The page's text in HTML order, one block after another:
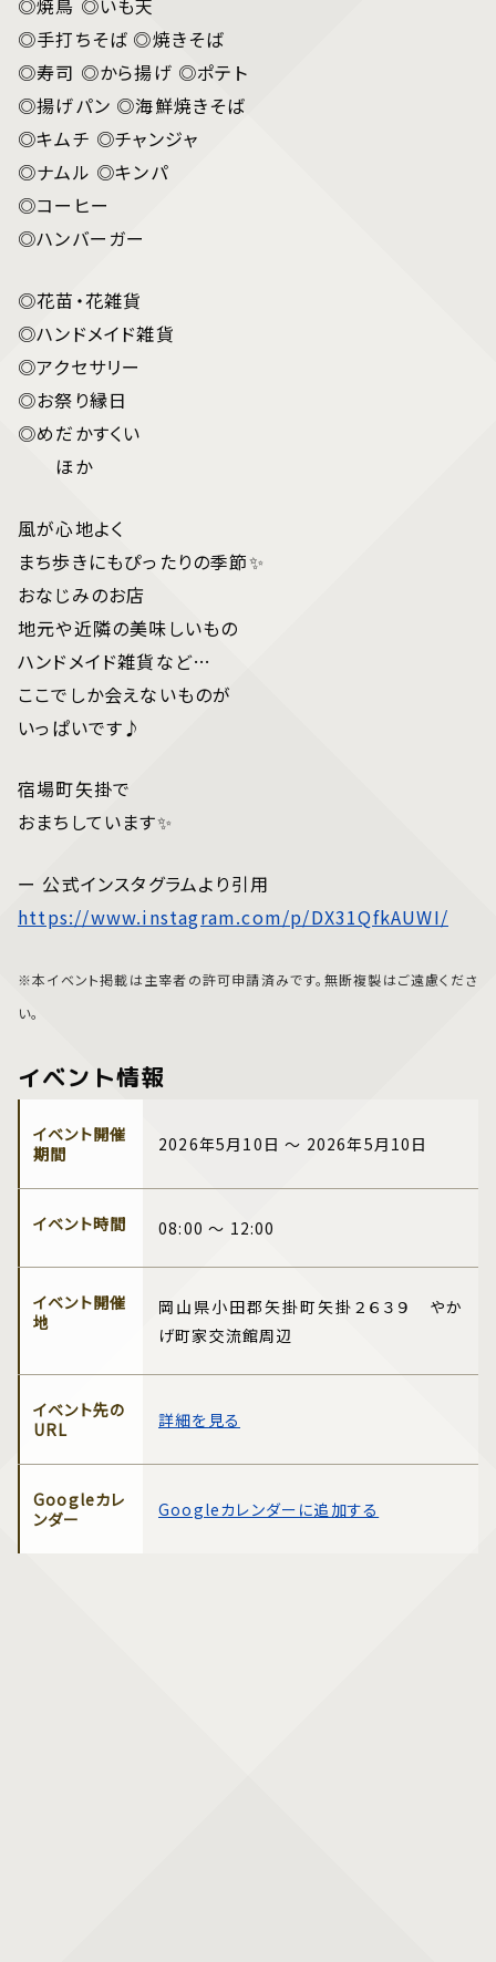
◎焼鳥 ◎いも天
◎手打ちそば ◎焼きそば
◎寿司 ◎から揚げ ◎ポテト
◎揚げパン ◎海鮮焼きそば
◎キムチ ◎チャンジャ
◎ナムル ◎キンパ
◎コーヒー
◎ハンバーガー
◎花苗・花雑貨
◎ハンドメイド雑貨
◎アクセサリー
◎お祭り縁日
◎めだかすくい
ほか
風が心地よく
まち歩きにもぴったりの季節✨
おなじみのお店
地元や近隣の美味しいもの
ハンドメイド雑貨など…
ここでしか会えないものが
いっぱいです♪
宿場町矢掛で
おまちしています✨
ー 公式インスタグラムより引用
https://www.instagram.com/p/DX31QfkAUWI/
※本イベント掲載は主宰者の許可申請済みです。無断複製はご遠慮くださ
い。
イベント情報
イベント開催
期間
2026年5月10日 ～ 2026年5月10日
イベント時間 08:00 ～ 12:00
イベント開催
地
岡山県小田郡矢掛町矢掛２６３９ やか
げ町家交流館周辺
イベント先の
URL
詳細を見る
Googleカレ
ンダー
Googleカレンダーに追加する